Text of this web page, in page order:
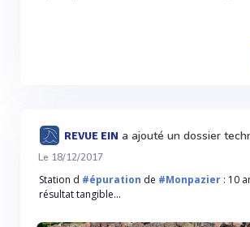
REVUE EIN a ajouté un dossier
Le 18/12/2017
Station d #épuration de #Monpazier : 10
résultat tangible…